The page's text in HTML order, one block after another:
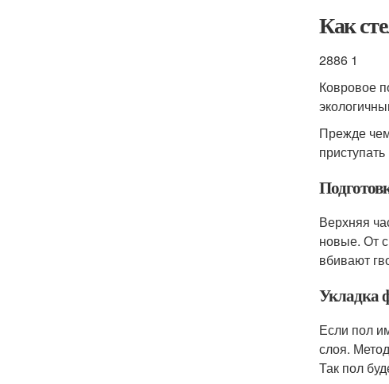
Как
2886 1
Ковровое
Прежде
Верхняя
новые. От
вбивают
Укладка
Если пол
слоя.
Так пол